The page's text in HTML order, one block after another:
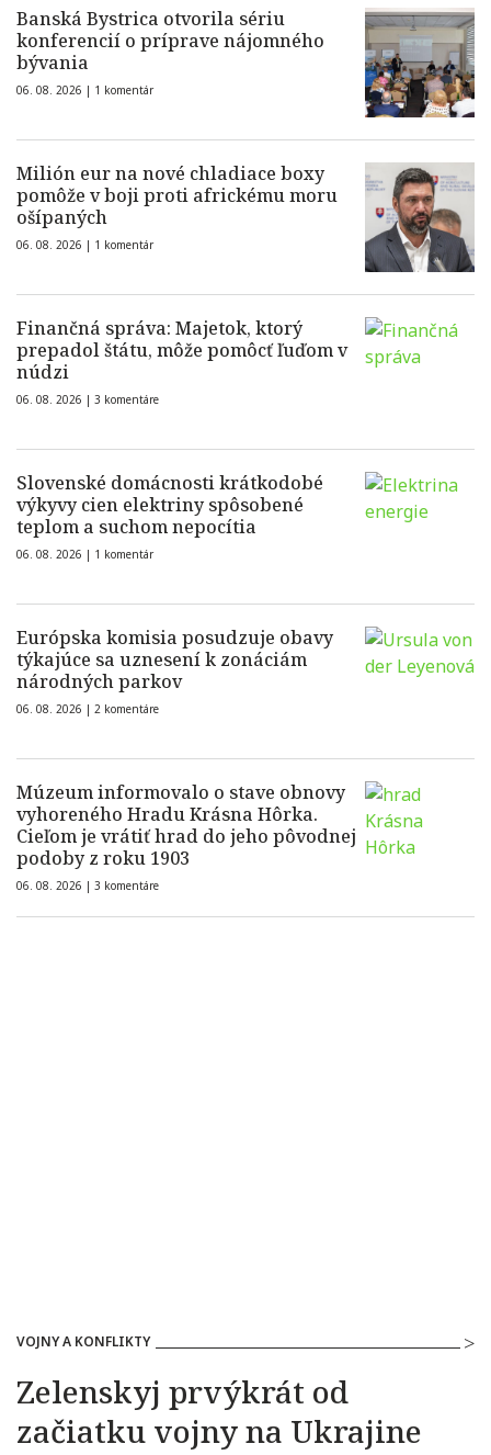
Banská Bystrica otvorila sériu
konferencií o príprave nájomného
bývania
06. 08. 2026 | 1 komentár
Milión eur na nové chladiace boxy
pomôže v boji proti africkému moru
ošípaných
06. 08. 2026 | 1 komentár
Finančná správa: Majetok, ktorý
prepadol štátu, môže pomôcť ľuďom v
núdzi
06. 08. 2026 | 3 komentáre
Slovenské domácnosti krátkodobé
výkyvy cien elektriny spôsobené
teplom a suchom nepocítia
06. 08. 2026 | 1 komentár
Európska komisia posudzuje obavy
týkajúce sa uznesení k zonáciám
národných parkov
06. 08. 2026 | 2 komentáre
Múzeum informovalo o stave obnovy
vyhoreného Hradu Krásna Hôrka.
Cieľom je vrátiť hrad do jeho pôvodnej
podoby z roku 1903
06. 08. 2026 | 3 komentáre
VOJNY A KONFLIKTY
Zelenskyj prvýkrát od
začiatku vojny na Ukrajine